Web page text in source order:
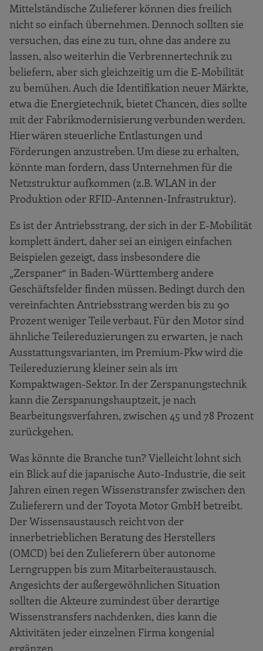
Mittelständische Zulieferer können dies freilich
nicht so einfach übernehmen. Dennoch sollten sie
versuchen, das eine zu tun, ohne das andere zu
lassen, also weiterhin die Verbrennertechnik zu
beliefern, aber sich gleichzeitig um die E-Mobilität
zu bemühen. Auch die Identifikation neuer Märkte,
etwa die Energietechnik, bietet Chancen, dies sollte
mit der Fabrikmodernisierung verbunden werden.
Hier wären steuerliche Entlastungen und
Förderungen anzustreben. Um diese zu erhalten,
könnte man fordern, dass Unternehmen für die
Netzstruktur aufkommen (z.B. WLAN in der
Produktion oder RFID-Antennen-Infrastruktur).
Es ist der Antriebsstrang, der sich in der E-Mobilität
komplett ändert, daher sei an einigen einfachen
Beispielen gezeigt, dass insbesondere die
„Zerspaner“ in Baden-Württemberg andere
Geschäftsfelder finden müssen. Bedingt durch den
vereinfachten Antriebsstrang werden bis zu 90
Prozent weniger Teile verbaut. Für den Motor sind
ähnliche Teilereduzierungen zu erwarten, je nach
Ausstattungsvarianten, im Premium-Pkw wird die
Teilereduzierung kleiner sein als im
Kompaktwagen-Sektor. In der Zerspanungstechnik
kann die Zerspanungshauptzeit, je nach
Bearbeitungsverfahren, zwischen 45 und 78 Prozent
zurückgehen.
Was könnte die Branche tun? Vielleicht lohnt sich
ein Blick auf die japanische Auto-Industrie, die seit
Jahren einen regen Wissenstransfer zwischen den
Zulieferern und der Toyota Motor GmbH betreibt.
Der Wissensaustausch reicht von der
innerbetrieblichen Beratung des Herstellers
(OMCD) bei den Zulieferern über autonome
Lerngruppen bis zum Mitarbeiteraustausch.
Angesichts der außergewöhnlichen Situation
sollten die Akteure zumindest über derartige
Wissenstransfers nachdenken, dies kann die
Aktivitäten jeder einzelnen Firma kongenial
ergänzen.